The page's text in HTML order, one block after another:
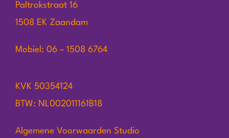
Paltrokstraat 16
1508 EK Zaandam
Mobiel: 06 – 1508 6764
KVK 50354124
BTW: NL002011161B18
Algemene Voorwaarden Studio